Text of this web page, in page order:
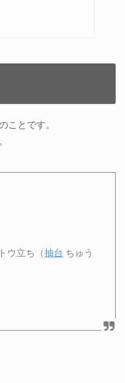
ことです。
ウ立ち（抽台 ちゅう